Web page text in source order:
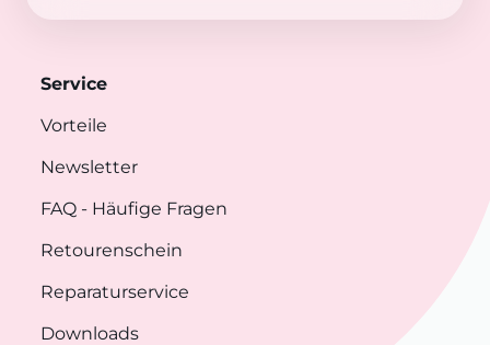
Service
Vorteile
Newsletter
FAQ - Häufige Fragen
Retourenschein
Reparaturservice
Downloads